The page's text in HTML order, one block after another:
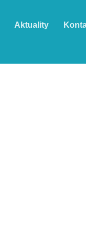
Aktuality